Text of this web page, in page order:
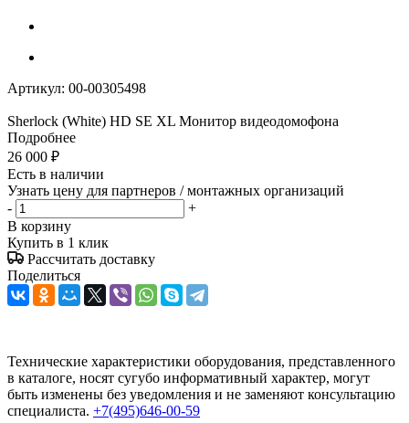
Артикул: 00-00305498
Sherlock (White) HD SE XL Монитор видеодомофона
Подробнее
26 000 ₽
Есть в наличии
Узнать цену для партнеров / монтажных организаций
-
+
В корзину
Купить в 1 клик
Рассчитать доставку
Поделиться
Технические характеристики оборудования, представленного
в каталоге, носят сугубо информативный характер, могут
быть изменены без уведомления и не заменяют консультацию
специалиста. +7(495)646-00-59